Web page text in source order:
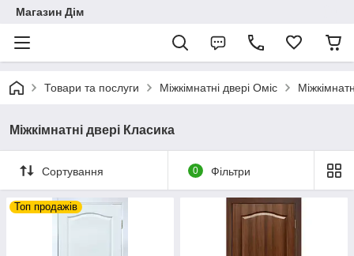
Магазин Дім
Товари та послуги Міжкімнатні двері Оміс
Міжкімнатні двері Класика
Сортування 0 Фільтри
Топ продажів